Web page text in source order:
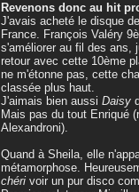
Revenons donc au hit
J'avais acheté le disque
France. François Valéry
s'améliorer au fil des ans,
retour avec cette 10ème
ne m'étonne pas, cette
classée plus haut.
J'aimais bien aussi Daisy
Mais pas du tout Enriqué
Alexandroni).
Quand à Sheila, elle
métamorphose.
chéri voir un pur disco